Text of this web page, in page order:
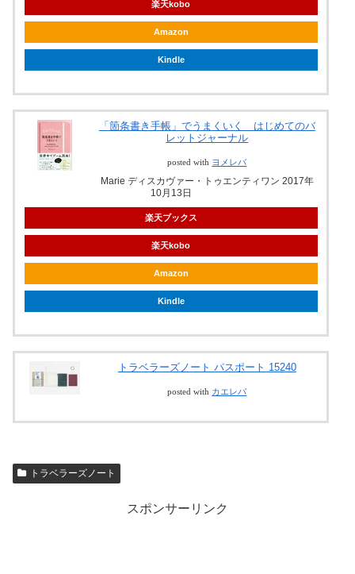
楽天kobo
Amazon
Kindle
「箇条書き手帳」でうまくいく はじめてのバ
レットジャーナル
posted with ヨメレバ
Marie ディスカヴァー・トゥエンティワン 2017年
10月13日
楽天ブックス
楽天kobo
Amazon
Kindle
トラベラーズノート パスポート 15240
posted with カエレバ
トラベラーズノート
スポンサーリンク